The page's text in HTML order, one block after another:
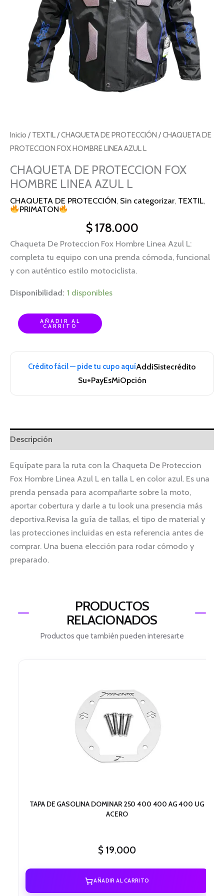
Inicio / TEXTIL/CHAQUETA DE PROTECCIÓN / CHAQUETA DE
PROTECCION FOX HOMBRE LINEA AZUL L
CHAQUETA DE PROTECCION FOX
HOMBRE LINEA AZUL L
CHAQUETA DE PROTECCIÓN, Sin categorizar, TEXTIL,
PRIMATON
$178.000
Chaqueta De Proteccion Fox Hombre Linea Azul L:
completa tu equipo con una prenda cómoda, funcional
y con auténtico estilo motociclista.
Disponibilidad: 1 disponibles
cantidad
AÑADIR AL
CARRITO
Crédito fácil — pide tu cupo aquíAddiSistecrédito
Su+PayEsMiOpción
Descripción
Equípate para la ruta con la Chaqueta De Proteccion
Fox Hombre Linea Azul L en talla L en color azul. Es una
prenda pensada para acompañarte sobre la moto,
aportar cobertura y darle a tu look una presencia más
deportiva.Revisa la guía de tallas, el tipo de material y
las protecciones incluidas en esta referencia antes de
comprar. Una buena elección para rodar cómodo y
preparado.
PRODUCTOS
RELACIONADOS
Productos que también pueden interesarte
TAPA DE GASOLINA DOMINAR 250 400 400 AG 400 UG
ACERO
$ 19.000
AÑADIR AL CARRITO